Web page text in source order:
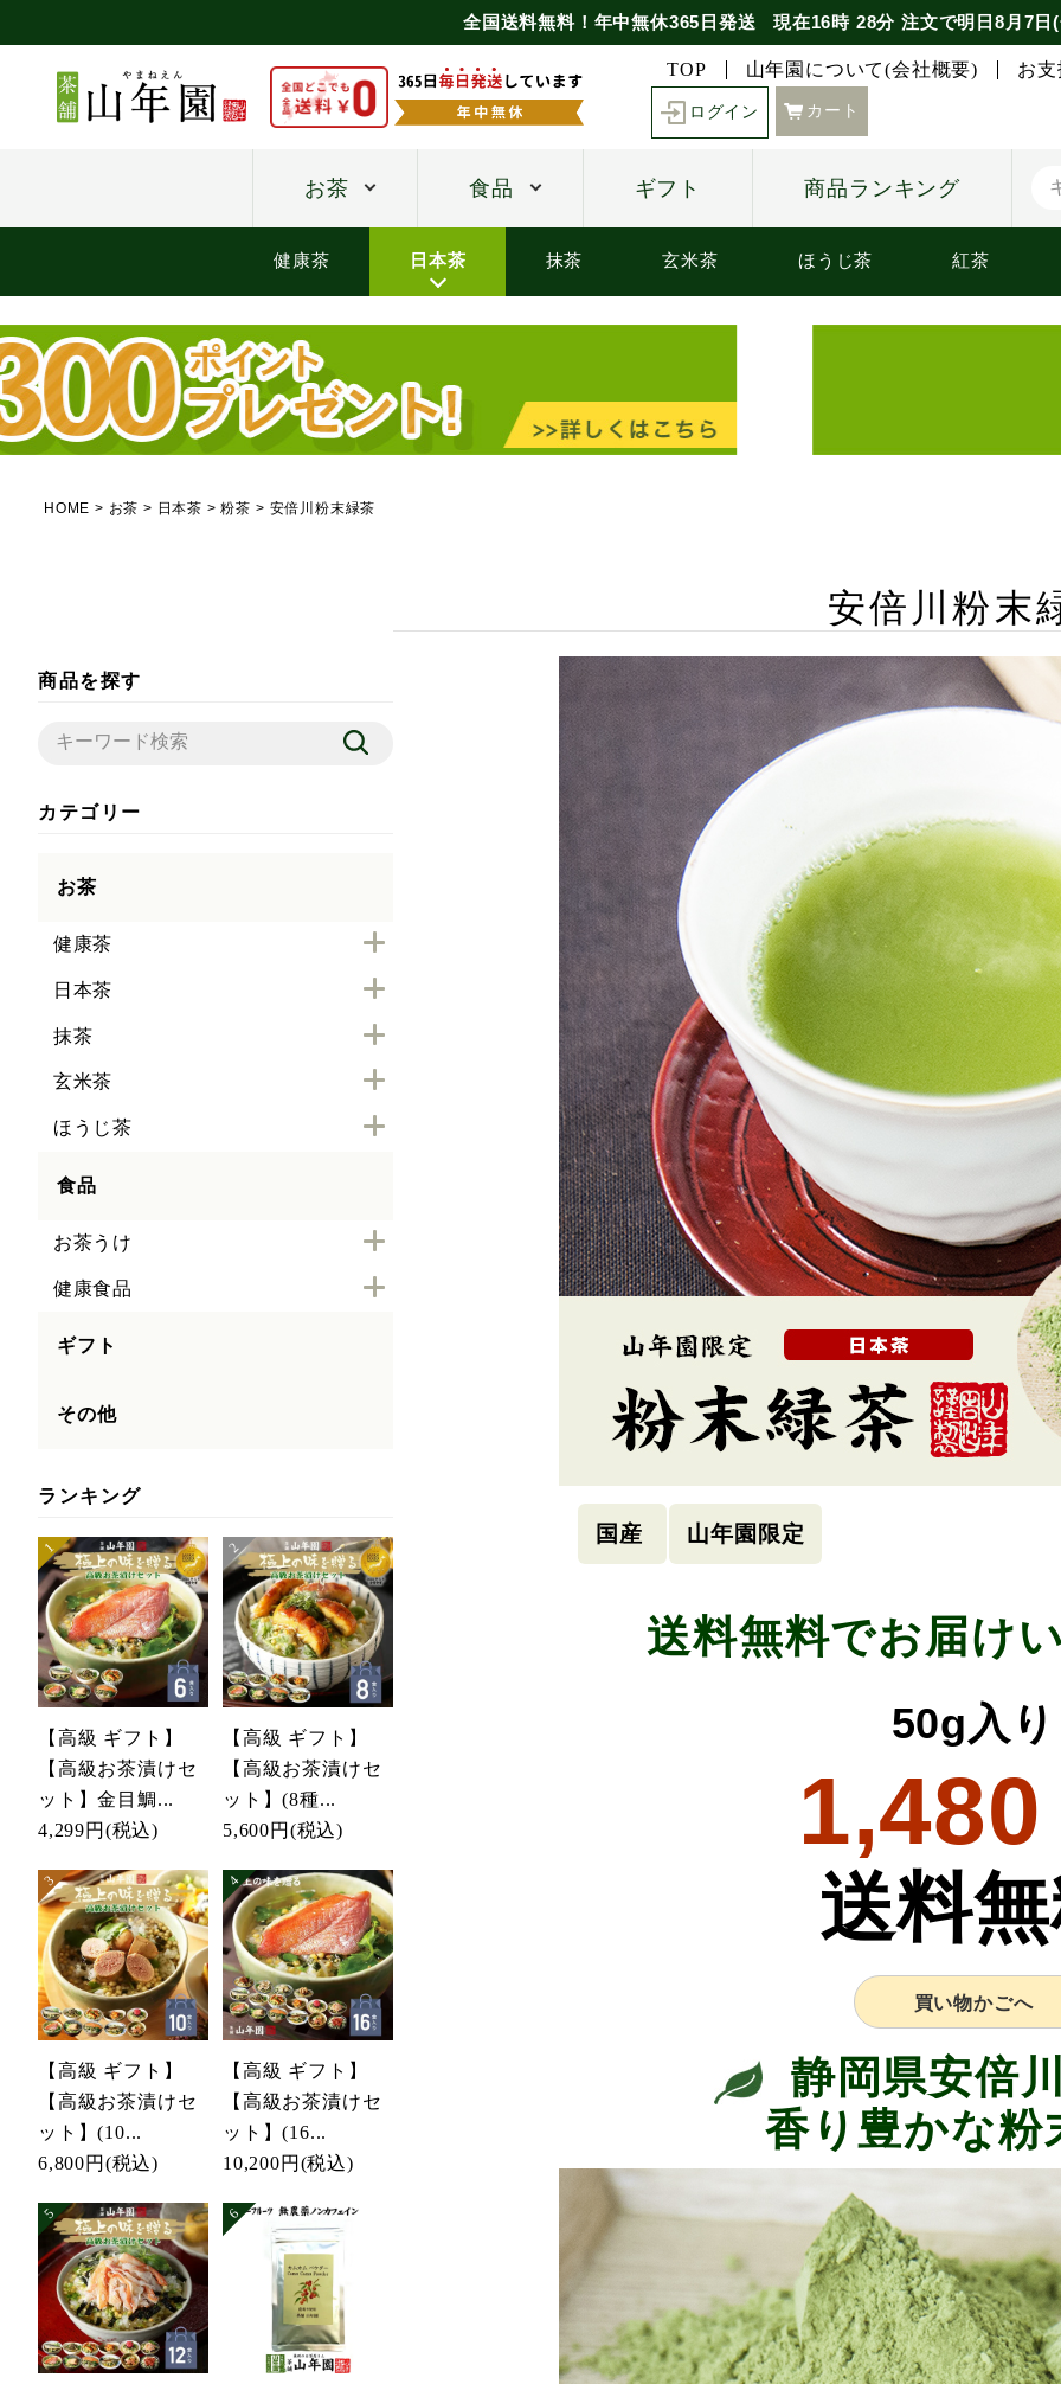
全国送料無料！年中無休365日発送 現在16時 28分 注文で明日8月7日
TOP 山年園について(会社概要) お
ログイン カート
お茶 食品 ギフト 商品ランキング
健康茶 日本茶 抹茶 玄米茶 ほうじ茶 紅茶
HOME お茶 日本茶 粉茶 安倍川粉末緑茶
商品を探す
カテゴリー
お茶
健康茶
日本茶
抹茶
玄米茶
ほうじ茶
食品
お茶うけ
健康食品
ギフト
その他
ランキング
【高級 ギフト】
【高級お茶漬けセ
ット】金目鯛...
4,299円 (税込)
【高級 ギフト】
【高級お茶漬けセ
ット】(8種...
5,600円 (税込)
【高級 ギフト】
【高級お茶漬けセ
ット】(10...
6,800円 (税込)
【高級 ギフト】
【高級お茶漬けセ
ット】(16...
10,200円 (税込)
安倍川粉末
国産 山年園限定
送料無料でお届け
50g入り
1,480
送料
買い物かごへ
静岡県安倍
香り豊かな粉